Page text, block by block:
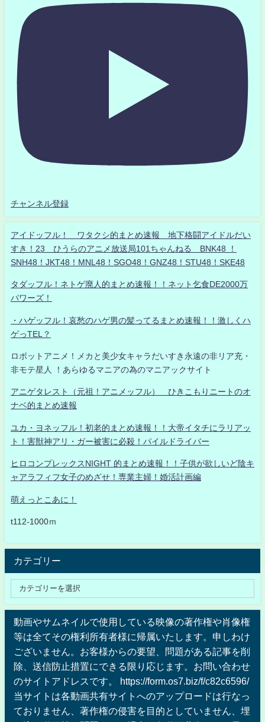
チャンネル登録
アイドッフル！ ワタクシ的まとめ速報 地下格闘アイドルだい
すき！23 ひうらのアニメ放送局101ちゃんねる BNK48 ！
SNH48！JKT48！MNL48！SGO48！GNZ48！STU48！SKE48
タダッフル！ネトゲ廃人的まとめ速報！！ネット乞食DE2000万
パワーズ！
・ハゲッフル！哀愁のハゲ男の髪ってるまとめ速報！！激しくハ
ゲっTEL？
ロボットアニメ！メカと美少女キャラだいすき永遠の非リア充・
非モテ星人 ！あらゆるマニアの為のマニアックサイト
アニゲタレスト（元祖！アニメッフル） ひきこもりニートのオ
ナベ的まとめ速報
ユカ・ヨネッフル！初老的まとめ速報！！大帝イタチにラリアッ
ト！害獣神アリ・ガー被害に必殺！パイルドライバー
ヒロコンプレックスNIGHT 的まとめ速報！！子供が欲しいど陰キ
ャアラフィフ女子のめざせ！専業主婦！婚活計画編
萌えっとこあに！
t112-1000ｍ
カテゴリー
動画やサムネイルで使用している映像の著作権や肖像権
等は全てその権利所有者様に帰属いたします。申しわけ
ございません。お客様からの要望、問題がある記事を削
除、送信防止措置にできる限り応じます。お問い合わせ
のサイトアドレスです。 https://form.os7.biz/f/c82c6596/
当サイトは各動画共有サイトへのアップロードは行なっ
ておりません、著作権の侵害を目的としていません、埋